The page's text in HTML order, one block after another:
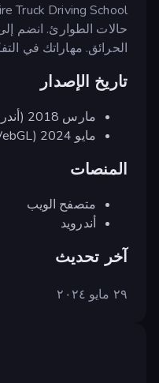
الحرائق. مهاراتك في
تاريخ الإصدار
مارس 2018 (أندرويد)
مايو 2024 (WebGL)
المنصات
متصفح الويب
أندرويد
آخر تحديث
٢٩ مايو ٢٠٢٤